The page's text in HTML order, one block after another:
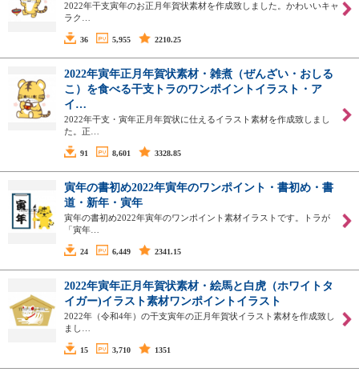
2022年干支寅年のお正月年賀状素材を作成致しました。かわいいキャ
ラク…
36 5,955 2210.25
2022年寅年正月年賀状素材・雑煮（ぜんざい・おしる
こ）を食べる干支トラのワンポイントイラスト・ア
イ…
2022年干支・寅年正月年賀状に仕えるイラスト素材を作成致しまし
た。正…
91 8,601 3328.85
寅年の書初め2022年寅年のワンポイント・書初め・書
道・新年・寅年
寅年の書初め2022年寅年のワンポイント素材イラストです。トラが
「寅年…
24 6,449 2341.15
2022年寅年正月年賀状素材・絵馬と白虎（ホワイトタ
イガー)イラスト素材ワンポイントイラスト
2022年（令和4年）の干支寅年の正月年賀状イラスト素材を作成致し
まし…
15 3,710 1351